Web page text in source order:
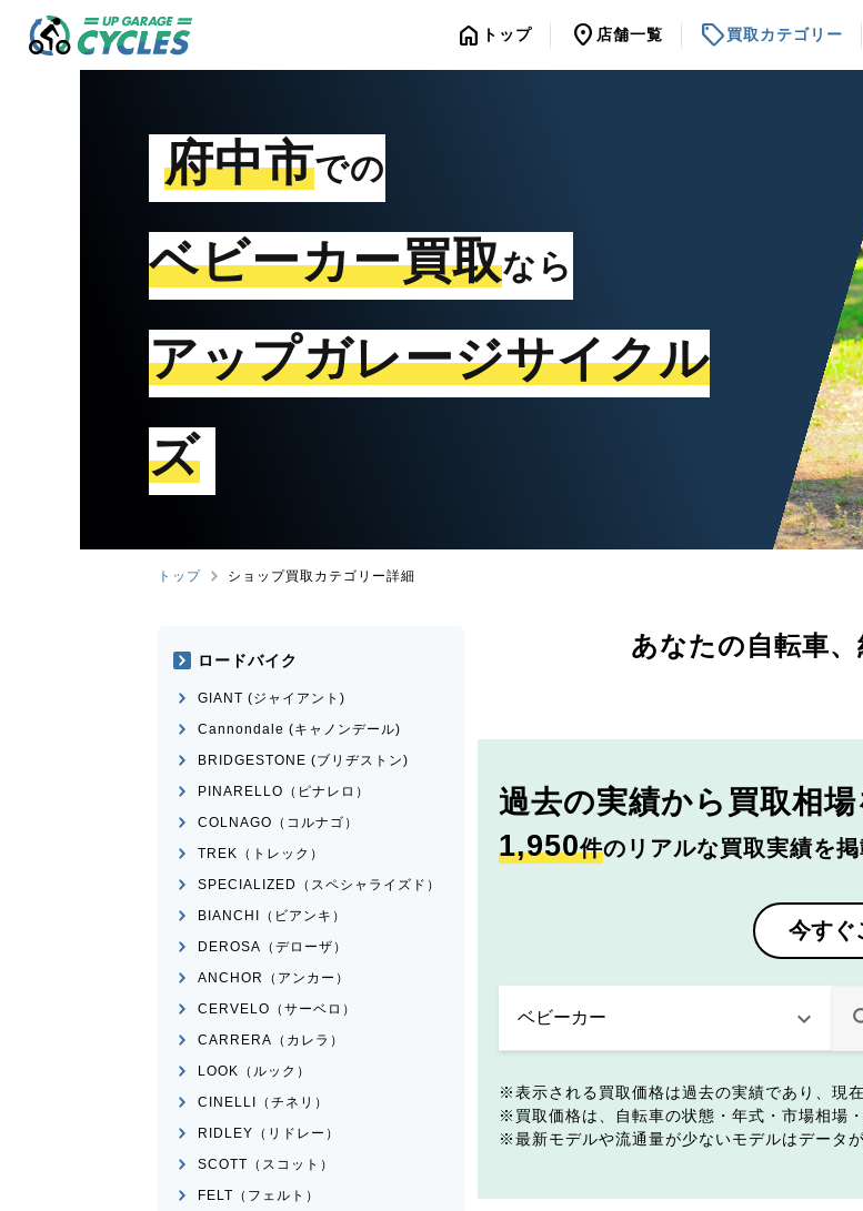
home トップ location_on 店舗一覧 sell買取カテゴリー
府中市での
ベビーカー買取なら
アップガレージサイクル
ズ
トップ ショップ買取カテゴリー詳細
あなたの自転車、
過去の実績から 買取相
1,950件のリアルな買取実績を掲
今すぐ
表示される買取価格は過去の実績であり、現
買取価格は、自転車の状態・年式・市場相場
最新モデルや流通量が少ないモデルはデータ
ロードバイク
GIANT (ジャイアント)
Cannondale (キャノンデール)
BRIDGESTONE (ブリヂストン)
PINARELLO（ピナレロ）
COLNAGO（コルナゴ）
TREK（トレック）
SPECIALIZED（スペシャライズド）
BIANCHI（ビアンキ）
DEROSA（デローザ）
ANCHOR（アンカー）
CERVELO（サーベロ）
CARRERA（カレラ）
LOOK（ルック）
CINELLI（チネリ）
RIDLEY（リドレー）
SCOTT（スコット）
FELT（フェルト）